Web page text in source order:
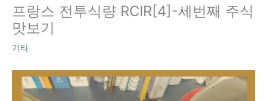
프랑스 전투식량 RCIR[4]-세번째 주식
맛보기
기타